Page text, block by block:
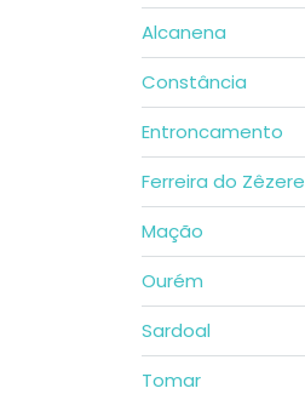
Alcanena
Constância
Entroncamento
Ferreira do Zêzere
Mação
Ourém
Sardoal
Tomar